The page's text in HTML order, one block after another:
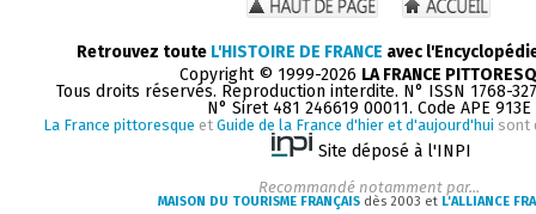
Retrouvez toute L'HISTOIRE DE FRANCE avec
Copyright © 1999-2026 LA FRANCE
Tous droits réservés. Reproduction interdite. N° ISSN 1768-
N° Siret 481 246619 00011. Code APE 913E
La France pittoresque et Guide de la France d'hier et d'aujourd'hui sont
Site déposé à l'INPI
Recommandé notamment par...
MAISON DU TOURISME FRANÇAISdès 2003 et L'ALLIANCE